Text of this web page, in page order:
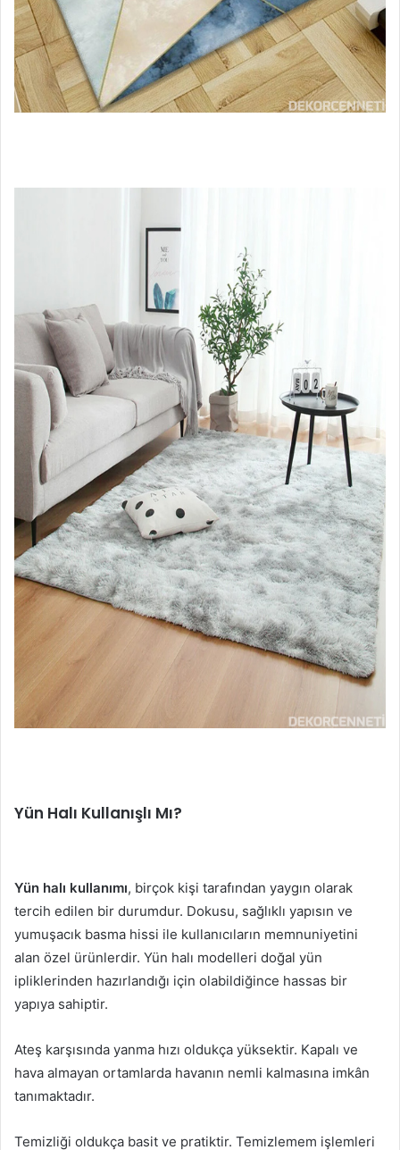
Yün Halı Kullanışlı Mı?
Yün halı kullanımı, birçok kişi tarafından yaygın olarak
tercih edilen bir durumdur. Dokusu, sağlıklı yapısın ve
yumuşacık basma hissi ile kullanıcıların memnuniyetini
alan özel ürünlerdir. Yün halı modelleri doğal yün
ipliklerinden hazırlandığı için olabildiğince hassas bir
yapıya sahiptir.
Ateş karşısında yanma hızı oldukça yüksektir. Kapalı ve
hava almayan ortamlarda havanın nemli kalmasına imkân
tanımaktadır.
Temizliği oldukça basit ve pratiktir. Temizlemem işlemleri